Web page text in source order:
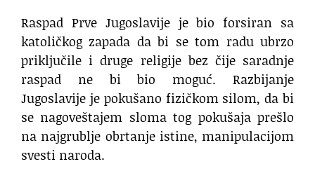
Raspad Prve Jugoslavije je bio forsiran sa
katoličkog zapada da bi se tom radu ubrzo
priključile i druge religije bez čije saradnje
raspad ne bi bio moguć. Razbijanje
Jugoslavije je pokušano fizičkom silom, da bi
se nagoveštajem sloma tog pokušaja prešlo
na najgrublje obrtanje istine, manipulacijom
svesti naroda.